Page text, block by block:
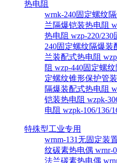
热电阻
wrnk-240固定螺纹
兰隔爆铠装热电阻
热电阻 wzp-220/
240固定螺纹隔爆装
兰装配式热电阻
阻 wzp-440固定螺
定螺纹锥形保护管
隔爆装配式热电阻
铠装热电阻 wzpk-
电阻 wzpk-106/136/
特殊型工业专用
wrnm-131无固定装
纹碳素热电偶 wrnr-
法兰碳素热电偶